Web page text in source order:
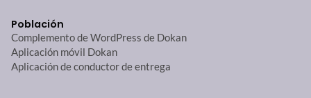
Población
Complemento de WordPress de Dokan
Aplicación móvil Dokan
Aplicación de conductor de entrega